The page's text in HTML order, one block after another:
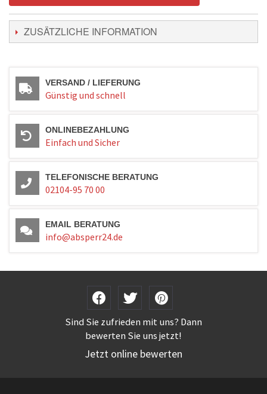
ZUSÄTZLICHE INFORMATION
VERSAND / LIEFERUNG
Günstig und schnell
ONLINEBEZAHLUNG
Einfach und Sicher
TELEFONISCHE BERATUNG
02104-95 70 00
EMAIL BERATUNG
info@absperr24.de
Sind Sie zufrieden mit uns? Dann
bewerten Sie uns jetzt!
Jetzt online bewerten